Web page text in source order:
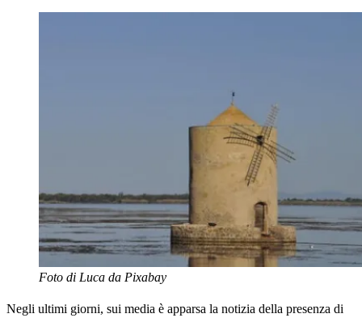
Foto di Luca da Pixabay
Negli ultimi giorni, sui media è apparsa la notizia della presenza di